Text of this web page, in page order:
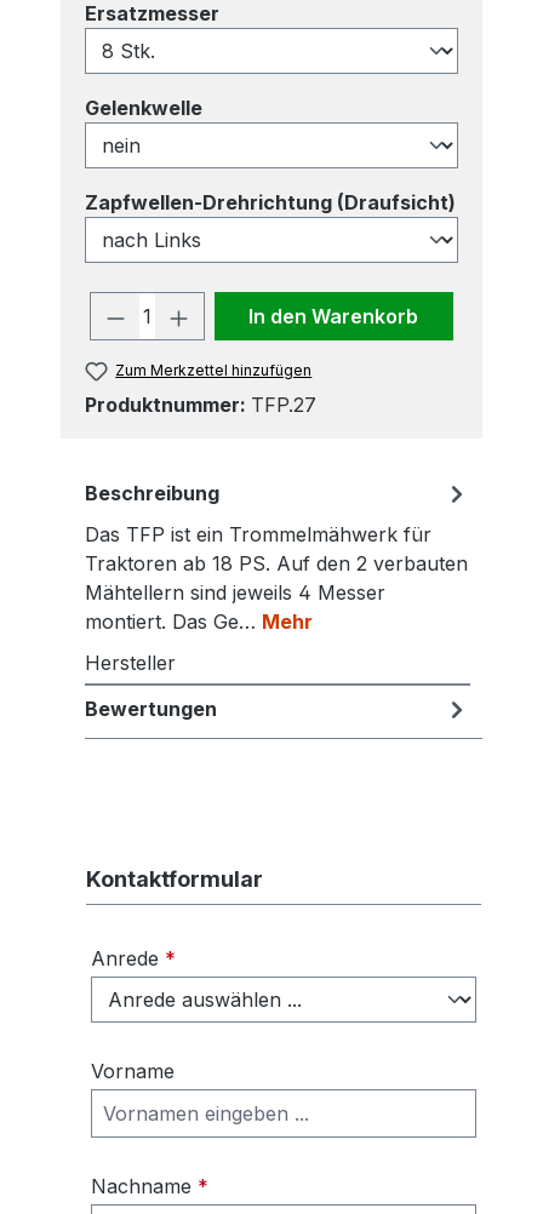
Ersatzmesser
Gelenkwelleauswählen
Zapfwellen-Drehrichtung (Draufsicht)
Produkt Anzahl: Gib den
In den Warenkorb
Zum Merkzettel hinzufügen
Produktnummer: TFP.27
Beschreibung
Das TFP ist ein Trommelmähwerk für
Traktoren ab 18 PS. Auf den 2 verbauten
Mähtellern sind jeweils 4 Messer
montiert. Das Ge… Mehr
Hersteller
Bewertungen
Kontaktformular
Anrede *
Vorname
Nachname *